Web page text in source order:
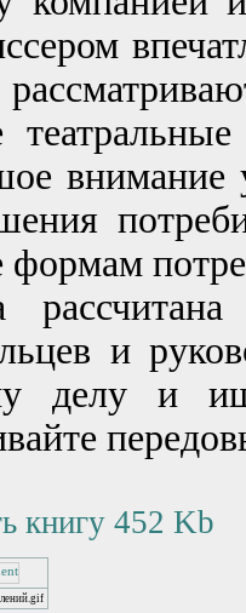
внимание
формам
и
делу и
книгу 452 Kb